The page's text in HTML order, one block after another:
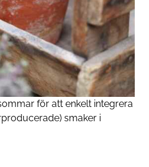
för att enkelt integrera
smaker i